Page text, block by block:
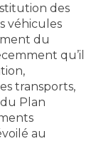
des
véhicules
du
qu’il
transports,
Plan
au